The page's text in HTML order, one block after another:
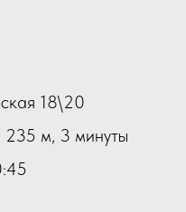
18\20
м, 3 минуты